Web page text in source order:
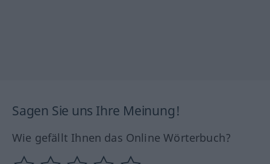
Sagen Sie uns Ihre Meinung!
Wie gefällt Ihnen das Online Wörterbuch?